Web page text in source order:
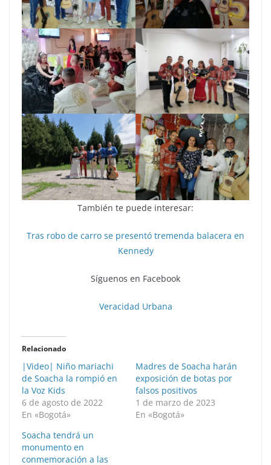
También te puede interesar:
Tras robo de carro se presentó tremenda balacera en
Kennedy
Síguenos en Facebook
Veracidad Urbana
Relacionado
|Video| Niño mariachi
de Soacha la rompió en
la Voz Kids
6 de agosto de 2022
En «Bogotá»
Madres de Soacha harán
exposición de botas por
falsos positivos
1 de marzo de 2023
En «Bogotá»
Soacha tendrá un
monumento en
conmemoración a las